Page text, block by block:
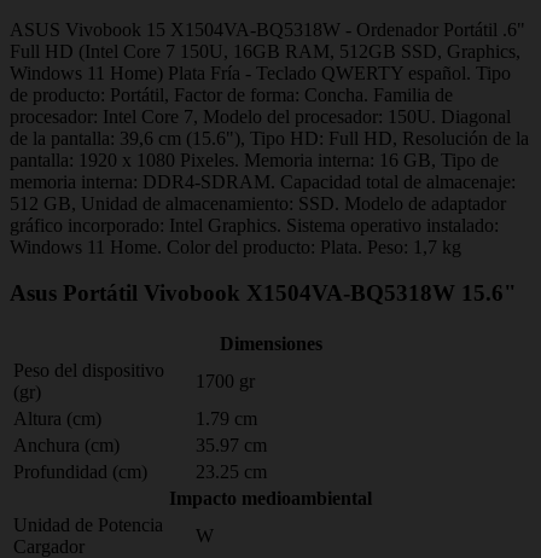
ASUS Vivobook 15 X1504VA-BQ5318W - Ordenador Portátil .6"
Full HD (Intel Core 7 150U, 16GB RAM, 512GB SSD, Graphics,
Windows 11 Home) Plata Fría - Teclado QWERTY español. Tipo
de producto: Portátil, Factor de forma: Concha. Familia de
procesador: Intel Core 7, Modelo del procesador: 150U. Diagonal
de la pantalla: 39,6 cm (15.6"), Tipo HD: Full HD, Resolución de la
pantalla: 1920 x 1080 Pixeles. Memoria interna: 16 GB, Tipo de
memoria interna: DDR4-SDRAM. Capacidad total de almacenaje:
512 GB, Unidad de almacenamiento: SSD. Modelo de adaptador
gráfico incorporado: Intel Graphics. Sistema operativo instalado:
Windows 11 Home. Color del producto: Plata. Peso: 1,7 kg
Asus Portátil Vivobook X1504VA-BQ5318W 15.6"
Dimensiones
Peso del dispositivo
(gr)
1700 gr
Altura (cm)
1.79 cm
Anchura (cm)
35.97 cm
Profundidad (cm)
23.25 cm
Impacto medioambiental
Unidad de Potencia
Cargador
W